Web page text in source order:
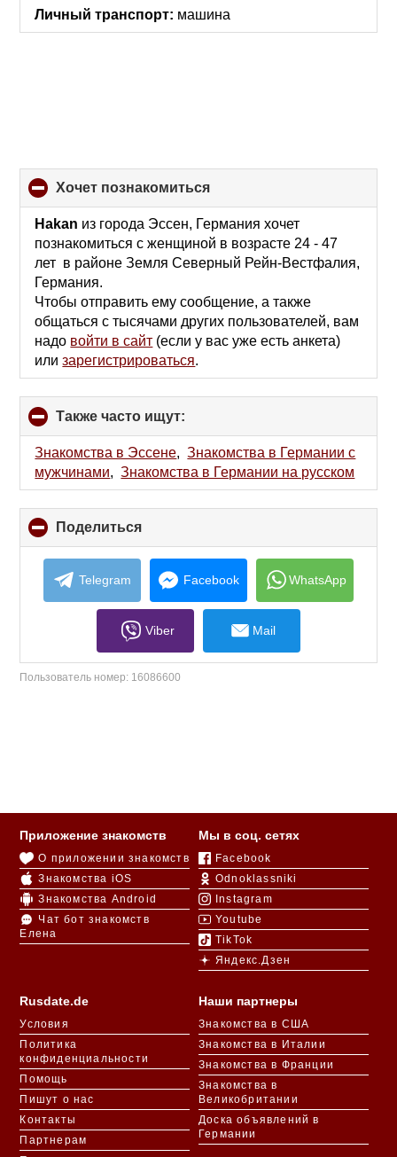
Личный транспорт: машина
хочет познакомиться
to
collapse
contents
Hakan из города Эссен, Германия хочет
познакомиться с женщиной в возрасте 24 - 47
лет в районе Земля Северный Рейн-Вестфалия,
Германия.
Чтобы отправить ему сообщение, а также
общаться с тысячами других пользователей, вам
надо войти в сайт (если у вас уже есть анкета)
илизарегистрироваться.
Также часто ищут:
to
collapse
contents
Знакомства в Эссене,Знакомства в Германии с
мужчинами,Знакомства в Германии на русском
Поделиться
to
collapse
contents
Telegram Facebook WhatsApp
Viber Mail
Пользователь номер: 16086600
Rusdate.de
Условия
Политика
конфиденциальности
Помощь
Пишут о нас
Контакты
Партнерам
Приложение знакомств
О приложении знакомств
Знакомства iOS
Знакомства Android
Чат бот знакомств
Елена
Мы в соц. сетях
Facebook
Odnoklassniki
Instagram
Youtube
TikTok
Яндекс.Дзен
Наши партнеры
Знакомства в США
Знакомства в Италии
Знакомства в Франции
Знакомства в
Великобритании
Доска объявлений в
Германии